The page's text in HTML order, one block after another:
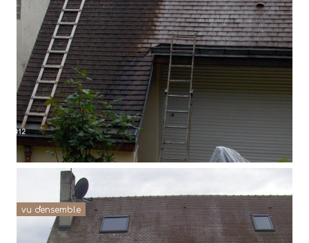
vu d'ensemble